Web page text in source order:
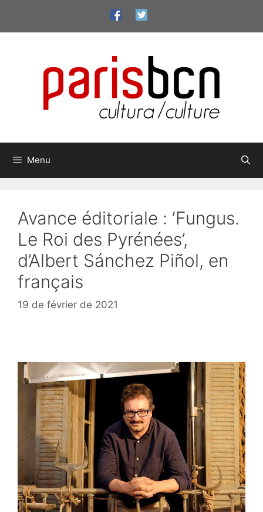
contenu
Menu
Avance éditoriale : ‘Fungus.
Le Roi des Pyrénées’,
d’Albert Sánchez Piñol, en
français
19 de février de 2021